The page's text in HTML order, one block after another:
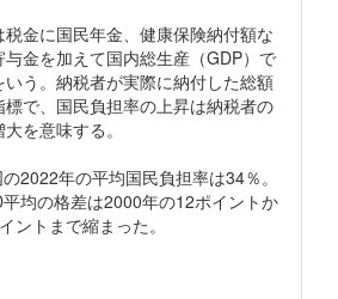
税金に国民年金、健康保険納付額な
与金を加えて国内総生産（GDP）で
う。納税者が実際に納付した総額
標で、国民負担率の上昇は納税者の
を意味する。
2022年の平均国民負担率は34％。
均の格差は2000年の12ポイントか
ントまで縮まった。